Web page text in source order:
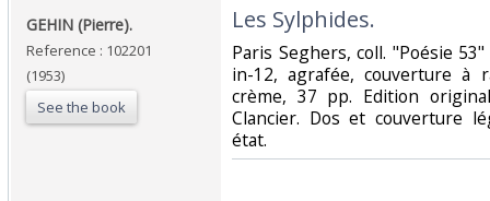
‎GEHIN (Pierre).‎
Reference : 102201
(1953)
See the book
‎Les Sylphides.‎
‎Paris Seghers, coll. "Poésie
in-12, agrafée, couverture à
crème, 37 pp. Edition
Clancier. Dos et couverture
état.‎